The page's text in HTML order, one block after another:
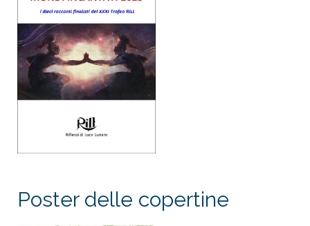
Poster delle copertine